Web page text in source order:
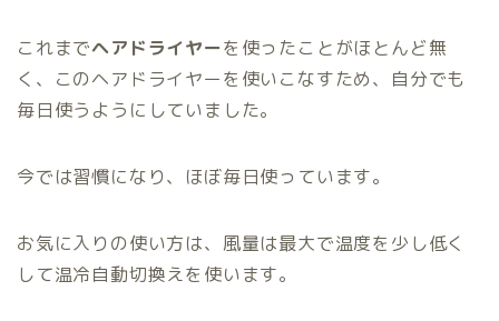
これまでヘアドライヤーを使ったことがほとんど無
く、このヘアドライヤーを使いこなすため、自分でも
毎日使うようにしていました。
今では習慣になり、ほぼ毎日使っています。
お気に入りの使い方は、風量は最大で温度を少し低く
して温冷自動切換えを使います。